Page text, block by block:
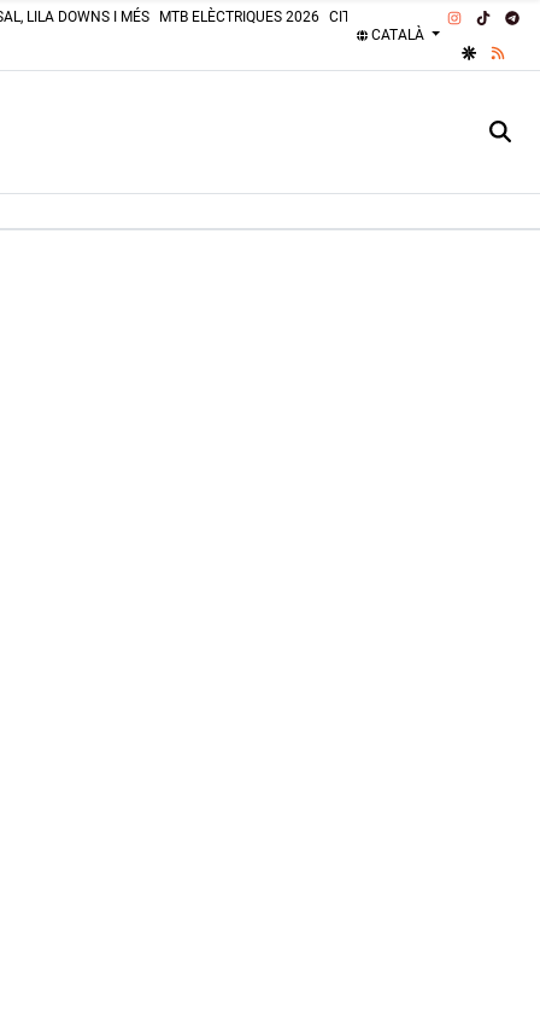
LILA DOWNS I MÉS MTB ELÈCTRIQUES 2026 CITROËN 2CV 2026
PLATGES
CATALÀ
INSTAGRAM
TIKTOK
GOOGLE
RSS